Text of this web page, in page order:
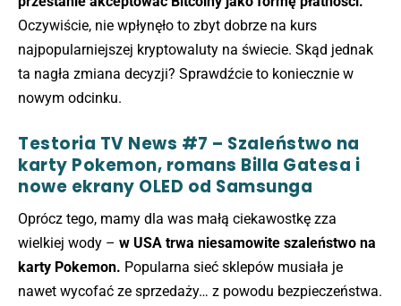
Oczywiście, nie wpłynęło to zbyt dobrze na kurs
najpopularniejszej kryptowaluty na świecie. Skąd jednak
ta nagła zmiana decyzji? Sprawdźcie to koniecznie w
nowym odcinku.
Testoria TV News #7 – Szaleństwo na
karty Pokemon, romans Billa Gatesa i
nowe ekrany OLED od Samsunga
Oprócz tego, mamy dla was małą ciekawostkę zza
wielkiej wody – w USA trwa niesamowite szaleństwo na
karty Pokemon. Popularna sieć sklepów musiała je
nawet wycofać ze sprzedaży… z powodu bezpieczeństwa.